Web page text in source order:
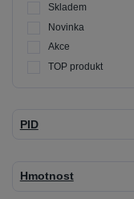
Skladem
Novinka
Akce
TOP produkt
PID
Hmotnost